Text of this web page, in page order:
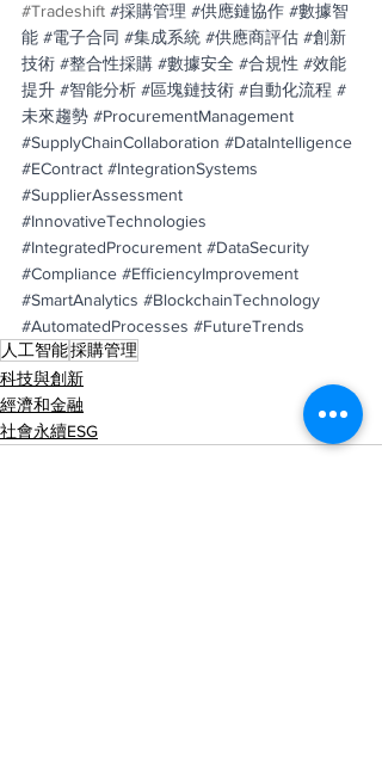
#Tradeshift #採購管理 #供應鏈協作 #數據智
能 #電子合同 #集成系統 #供應商評估 #創新
技術 #整合性採購 #數據安全 #合規性 #效能
提升 #智能分析 #區塊鏈技術 #自動化流程 #
未來趨勢 #ProcurementManagement
#SupplyChainCollaboration #DataIntelligence
#EContract #IntegrationSystems
#SupplierAssessment
#InnovativeTechnologies
#IntegratedProcurement #DataSecurity
#Compliance #EfficiencyImprovement
#SmartAnalytics #BlockchainTechnology
#AutomatedProcesses #FutureTrends
人工智能採購管理
科技與創新
經濟和金融
社會永續ESG